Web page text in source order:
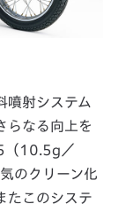
噴射システム
らなる向上を
（10.5g／
のクリーン化
たこのシステ